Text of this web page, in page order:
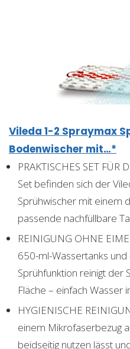
Vileda 1-2 Spraymax
Bodenwischer mit…*
PRAKTISCHES SET
Set befinden sich der
Sprühwischer mit einem
passende nachfüllbare
REINIGUNG OHNE
650-ml-Wassertanks
Sprühfunktion reinigt der
Fläche – einfach Wasser
HYGIENISCHE
einem Mikrofaserbezug
beidseitig nutzen lässt